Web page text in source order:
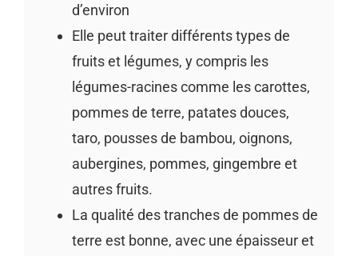
d’environ
Elle peut traiter différents types de
fruits et légumes, y compris les
légumes-racines comme les carottes,
pommes de terre, patates douces,
taro, pousses de bambou, oignons,
aubergines, pommes, gingembre et
autres fruits.
La qualité des tranches de pommes de
terre est bonne, avec une épaisseur et